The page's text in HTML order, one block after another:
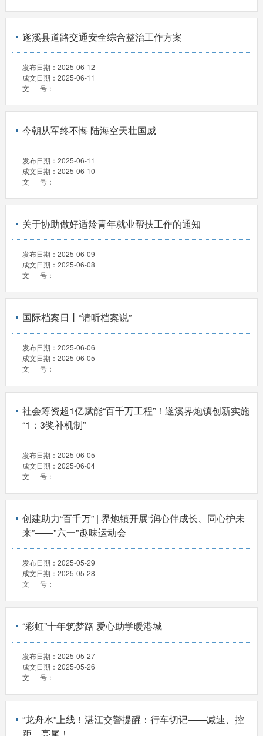
遂溪县道路交通安全综合整治工作方案
发布日期： 2025-06-12
成文日期： 2025-06-11
文 号：
今朝从军终不悔 陆海空天壮国威
发布日期： 2025-06-11
成文日期： 2025-06-10
文 号：
关于协助做好适龄青年就业帮扶工作的通知
发布日期： 2025-06-09
成文日期： 2025-06-08
文 号：
国际档案日丨“请听档案说”
发布日期： 2025-06-06
成文日期： 2025-06-05
文 号：
社会筹资超1亿赋能“百千万工程”！遂溪界炮镇创新实施
“1：3奖补机制”
发布日期： 2025-06-05
成文日期： 2025-06-04
文 号：
创建助力“百千万” | 界炮镇开展“润心伴成长、同心护未
来”——"六一"趣味运动会
发布日期： 2025-05-29
成文日期： 2025-05-28
文 号：
“彩虹”十年筑梦路 爱心助学暖港城
发布日期： 2025-05-27
成文日期： 2025-05-26
文 号：
“龙舟水”上线！湛江交警提醒：行车切记——减速、控